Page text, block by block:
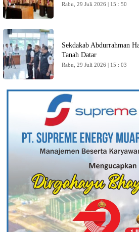
Rabu, 29 Juli 2026 | 15 : 50
Sekdakab Abdurrahman
Tanah Datar
Rabu, 29 Juli 2026 | 15 : 03